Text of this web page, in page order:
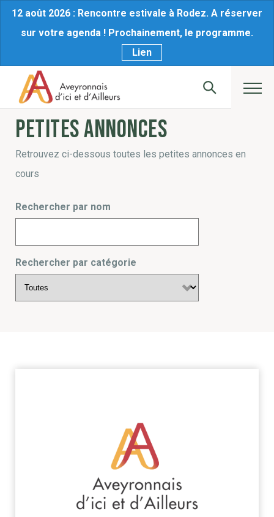
12 août 2026 : Rencontre estivale à Rodez. A réserver
sur votre agenda ! Prochainement, le programme.
Lien
Petites annonces
Retrouvez ci-dessous toutes les petites annonces en
cours
Rechercher par nom
Rechercher par catégorie